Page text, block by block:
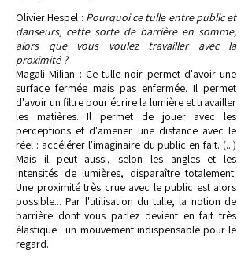
Olivier Hespel : Pourquoi ce tulle entre public et
danseurs, cette sorte de barrière en somme,
alors que vous voulez travailler avec la
proximité ?
Magali Milian : Ce tulle noir permet d'avoir une
surface fermée mais pas enfermée. Il permet
d'avoir un filtre pour écrire la lumière et travailler
les matières. Il permet de jouer avec les
perceptions et d'amener une distance avec le
réel : accélérer l'imaginaire du public en fait. (...)
Mais il peut aussi, selon les angles et les
intensités de lumières, disparaître totalement.
Une proximité très crue avec le public est alors
possible... Par l'utilisation du tulle, la notion de
barrière dont vous parlez devient en fait très
élastique : un mouvement indispensable pour le
regard.